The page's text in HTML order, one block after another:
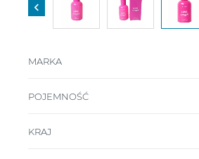

MARKA
POJEMNOŚĆ
KRAJ